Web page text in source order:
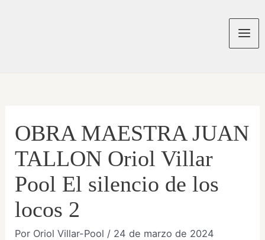
OBRA MAESTRA JUAN
TALLON Oriol Villar
Pool El silencio de los
locos 2
Por Oriol Villar-Pool / 24 de marzo de 2024